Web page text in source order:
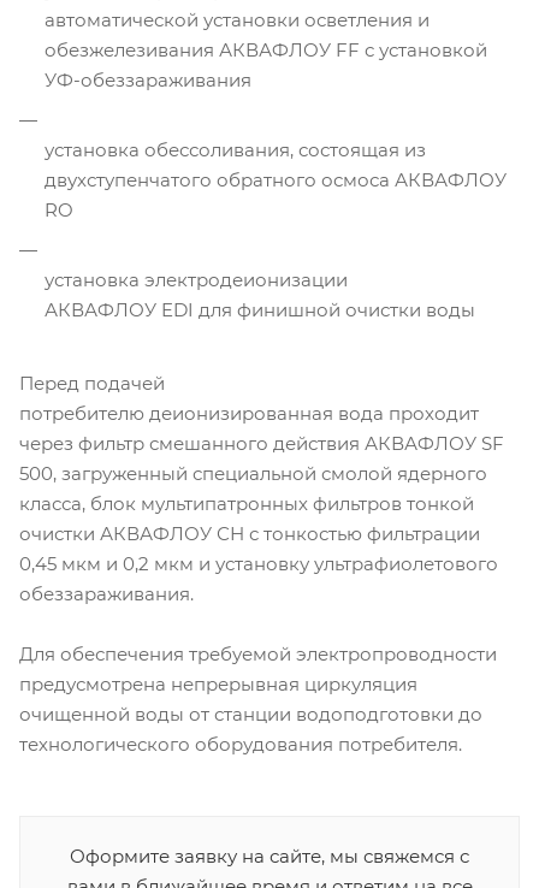
автоматической установки осветления и
обезжелезивания АКВАФЛОУ FF с установкой
УФ-обеззараживания
установка обессоливания, состоящая из
двухступенчатого обратного осмоса АКВАФЛОУ
RO
установка электродеионизации
АКВАФЛОУ EDI для финишной очистки воды
Перед подачей
потребителю деионизированная вода проходит
через фильтр смешанного действия АКВАФЛОУ SF
500, загруженный специальной смолой ядерного
класса, блок мультипатронных фильтров тонкой
очистки АКВАФЛОУ СН с тонкостью фильтрации
0,45 мкм и 0,2 мкм и установку ультрафиолетового
обеззараживания.
Для обеспечения требуемой электропроводности
предусмотрена непрерывная циркуляция
очищенной воды от станции водоподготовки до
технологического оборудования потребителя.
Оформите заявку на сайте, мы свяжемся с